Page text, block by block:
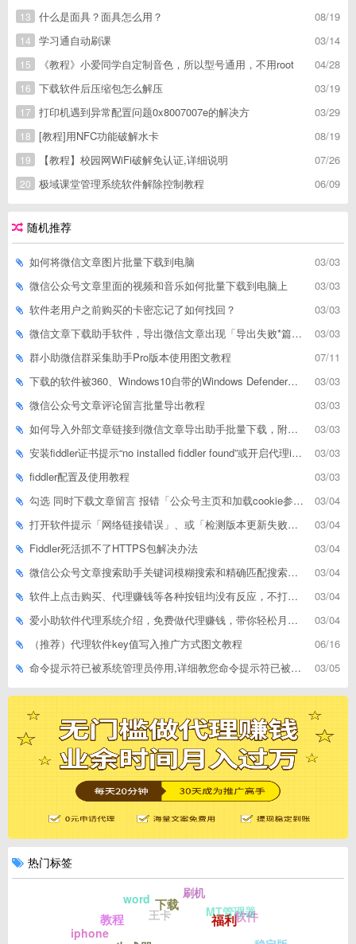
08/19
13
什么是面具？面具怎么用？
03/14
14
学习通自动刷课
04/28
15
《教程》小爱同学自定制音色，所以型号通用，不用root
03/19
16
下载软件后压缩包怎么解压
03/29
17
打印机遇到异常配置问题0x8007007e的解决方
08/19
18
[教程]用NFC功能破解水卡
07/26
19
【教程】校园网WiFi破解免认证,详细说明
06/09
20 极域课堂管理系统软件解除控制教程
随机推荐
03/03
如何将微信文章图片批量下载到电脑
03/03
微信公众号文章里面的视频和音乐如何批量下载到电脑上
03/03
软件老用户之前购买的卡密忘记了如何找回？
03/03
微信文章下载助手软件，导出微信文章出现「导出失败*篇」如何解决
07/11
群小助微信群采集助手Pro版本使用图文教程
03/03
下载的软件被360、Windows10自带的Windows Defender、腾讯管家等杀毒软件误删了怎么解决
03/03
微信公众号文章评论留言批量导出教程
03/03
如何导入外部文章链接到微信文章导出助手批量下载，附上3种方式
03/03
安装fiddler证书提示“no installed fiddler found”或开启代理ip失败
03/03
fiddler配置及使用教程
03/04
勾选 同时下载文章留言 报错「公众号主页和加载cookie参数不能为空」
03/04
打开软件提示「网络链接错误」、或「检测版本更新失败」等网络问题解决方案
03/04
Fiddler死活抓不了HTTPS包解决办法
03/04
微信公众号文章搜索助手关键词模糊搜索和精确匹配搜索的区别
03/04
软件上点击购买、代理赚钱等各种按钮均没有反应，不打开相应网址怎么解决
03/04
爱小助软件代理系统介绍，免费做代理赚钱，带你轻松月收入过万
06/16
（推荐）代理软件key值写入推广方式图文教程
03/05
命令提示符已被系统管理员停用,详细教您命令提示符已被系统管理员停用怎么办
热门标签
福利
下载
教程
软件
刷机
word
iphone
MT管理器
王卡